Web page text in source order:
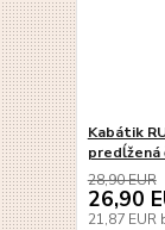
Kabátik
predĺžená
28,90 EUR
26,90
21,87 EUR